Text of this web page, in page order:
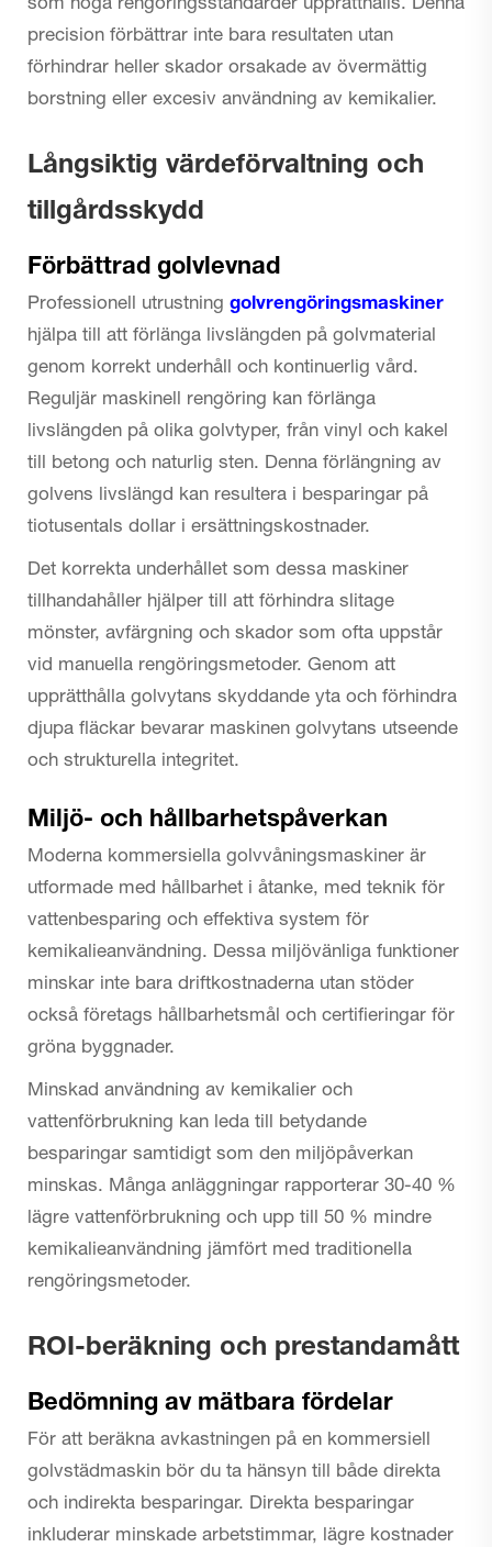
som höga rengöringsstandarder upprätthålls. Denna
precision förbättrar inte bara resultaten utan
förhindrar heller skador orsakade av övermättig
borstning eller excesiv användning av kemikalier.
Långsiktig värdeförvaltning och
tillgårdsskydd
Förbättrad golvlevnad
Professionell utrustning golvrengöringsmaskiner
hjälpa till att förlänga livslängden på golvmaterial
genom korrekt underhåll och kontinuerlig vård.
Reguljär maskinell rengöring kan förlänga
livslängden på olika golvtyper, från vinyl och kakel
till betong och naturlig sten. Denna förlängning av
golvens livslängd kan resultera i besparingar på
tiotusentals dollar i ersättningskostnader.
Det korrekta underhållet som dessa maskiner
tillhandahåller hjälper till att förhindra slitage
mönster, avfärgning och skador som ofta uppstår
vid manuella rengöringsmetoder. Genom att
upprätthålla golvytans skyddande yta och förhindra
djupa fläckar bevarar maskinen golvytans utseende
och strukturella integritet.
Miljö- och hållbarhetspåverkan
Moderna kommersiella golvvåningsmaskiner är
utformade med hållbarhet i åtanke, med teknik för
vattenbesparing och effektiva system för
kemikalieanvändning. Dessa miljövänliga funktioner
minskar inte bara driftkostnaderna utan stöder
också företags hållbarhetsmål och certifieringar för
gröna byggnader.
Minskad användning av kemikalier och
vattenförbrukning kan leda till betydande
besparingar samtidigt som den miljöpåverkan
minskas. Många anläggningar rapporterar 30-40 %
lägre vattenförbrukning och upp till 50 % mindre
kemikalieanvändning jämfört med traditionella
rengöringsmetoder.
ROI-beräkning och prestandamått
Bedömning av mätbara fördelar
För att beräkna avkastningen på en kommersiell
golvstädmaskin bör du ta hänsyn till både direkta
och indirekta besparingar. Direkta besparingar
inkluderar minskade arbetstimmar, lägre kostnader